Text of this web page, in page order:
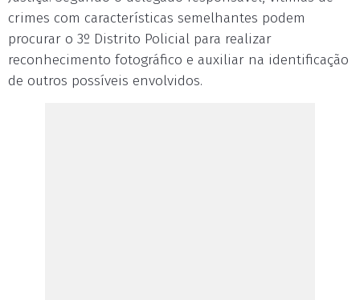
crimes com características semelhantes podem
procurar o 3º Distrito Policial para realizar
reconhecimento fotográfico e auxiliar na identificação
de outros possíveis envolvidos.